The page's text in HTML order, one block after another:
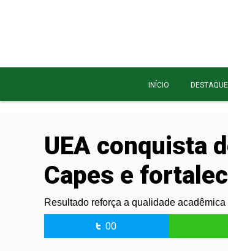
INÍCIO DESTAQUE
UEA conquista
Capes e
Resultado reforça a qualidade
00